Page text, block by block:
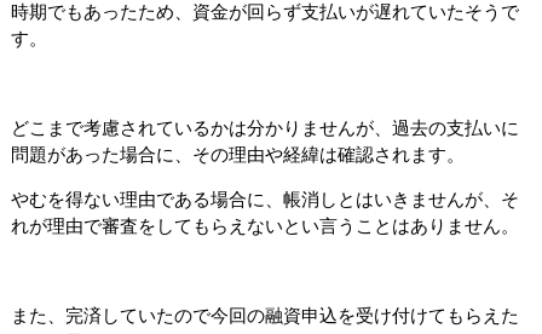
時期でもあったため、資金が回らず支払いが遅れていたそうで
す。
どこまで考慮されているかは分かりませんが、過去の支払いに
問題があった場合に、その理由や経緯は確認されます。
やむを得ない理由である場合に、帳消しとはいきませんが、そ
れが理由で審査をしてもらえないとい言うことはありません。
また、完済していたので今回の融資申込を受け付けてもらえた